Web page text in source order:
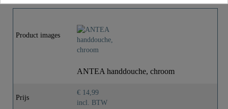
Product images
ANTEA handdouche, chroom
Prijs
€ 14,99
incl. BTW